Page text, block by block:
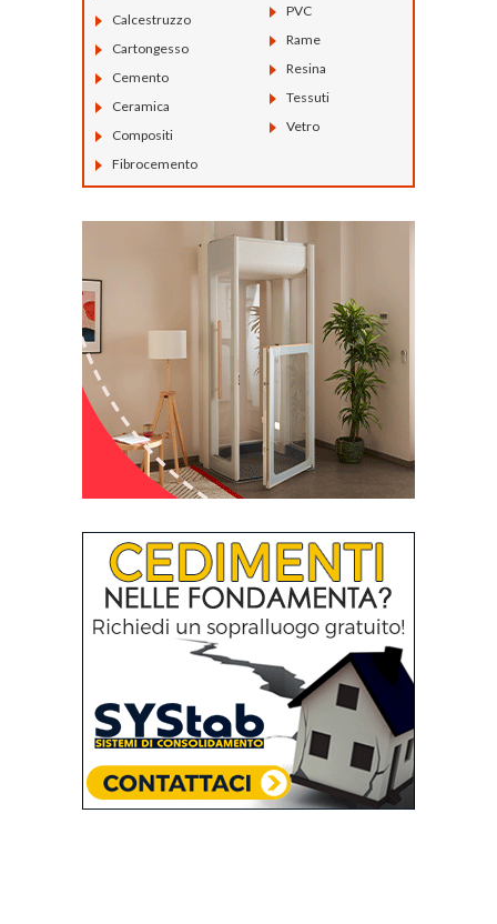
Calcestruzzo
Cartongesso
Cemento
Ceramica
Compositi
Fibrocemento
PVC
Rame
Resina
Tessuti
Vetro